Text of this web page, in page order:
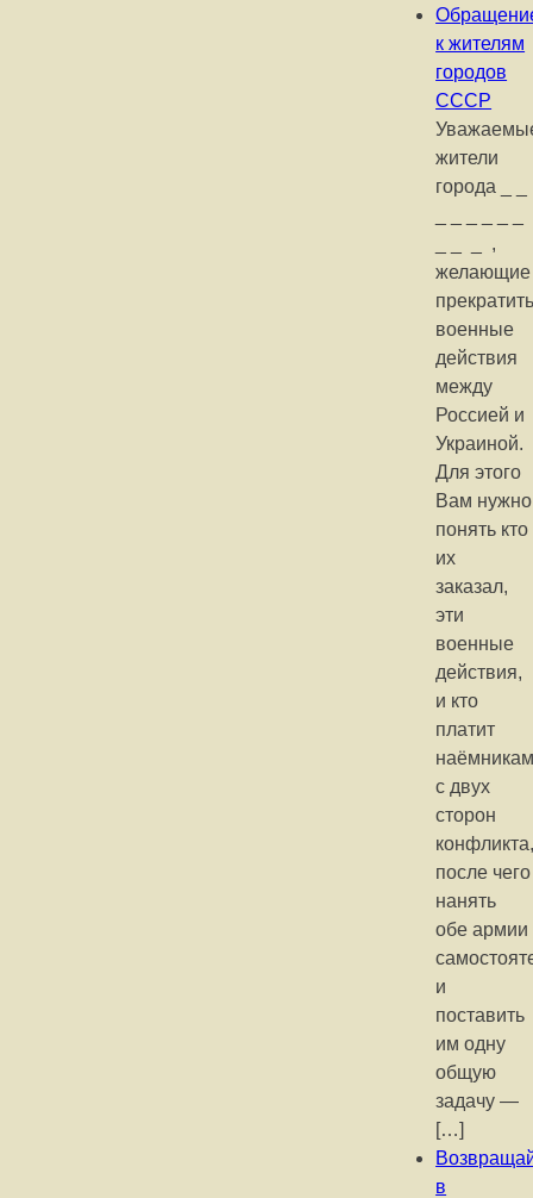
к жителям
городов
СССР
жители
города _ _
_ _ _ ,
желающие
военные
действия
между
Россией и
Украиной.
Для этого
Вам нужно
понять кто
их
заказал,
эти
военные
действия,
и кто
платит
с двух
сторон
после чего
нанять
обе армии
и
поставить
им одну
общую
задачу —
[…]
в